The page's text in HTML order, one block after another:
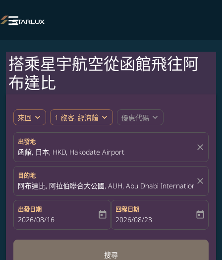

搭乘星宇航空從函館飛往阿
布達比
來回 expand_more 1 旅客, 經濟艙 expand_more 優惠代碼 expand_more
出發地
函館, 日本, HKD, Hakodate Airport close
目的地
阿布達比, 阿拉伯聯合大公國, AUH, Abu Dhabi International
close
出發日期
fc-booking-departure-date-aria-label
2026/08/16 today
回程日期
fc-booking-return-date-aria-label
2026/08/23 today
搜尋